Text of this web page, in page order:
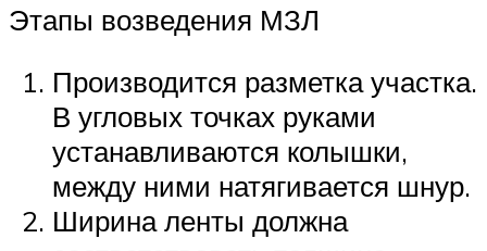
Этапы возведения МЗЛ
Производится разметка участка.
В угловых точках руками
устанавливаются колышки,
между ними натягивается шнур.
Ширина ленты должна